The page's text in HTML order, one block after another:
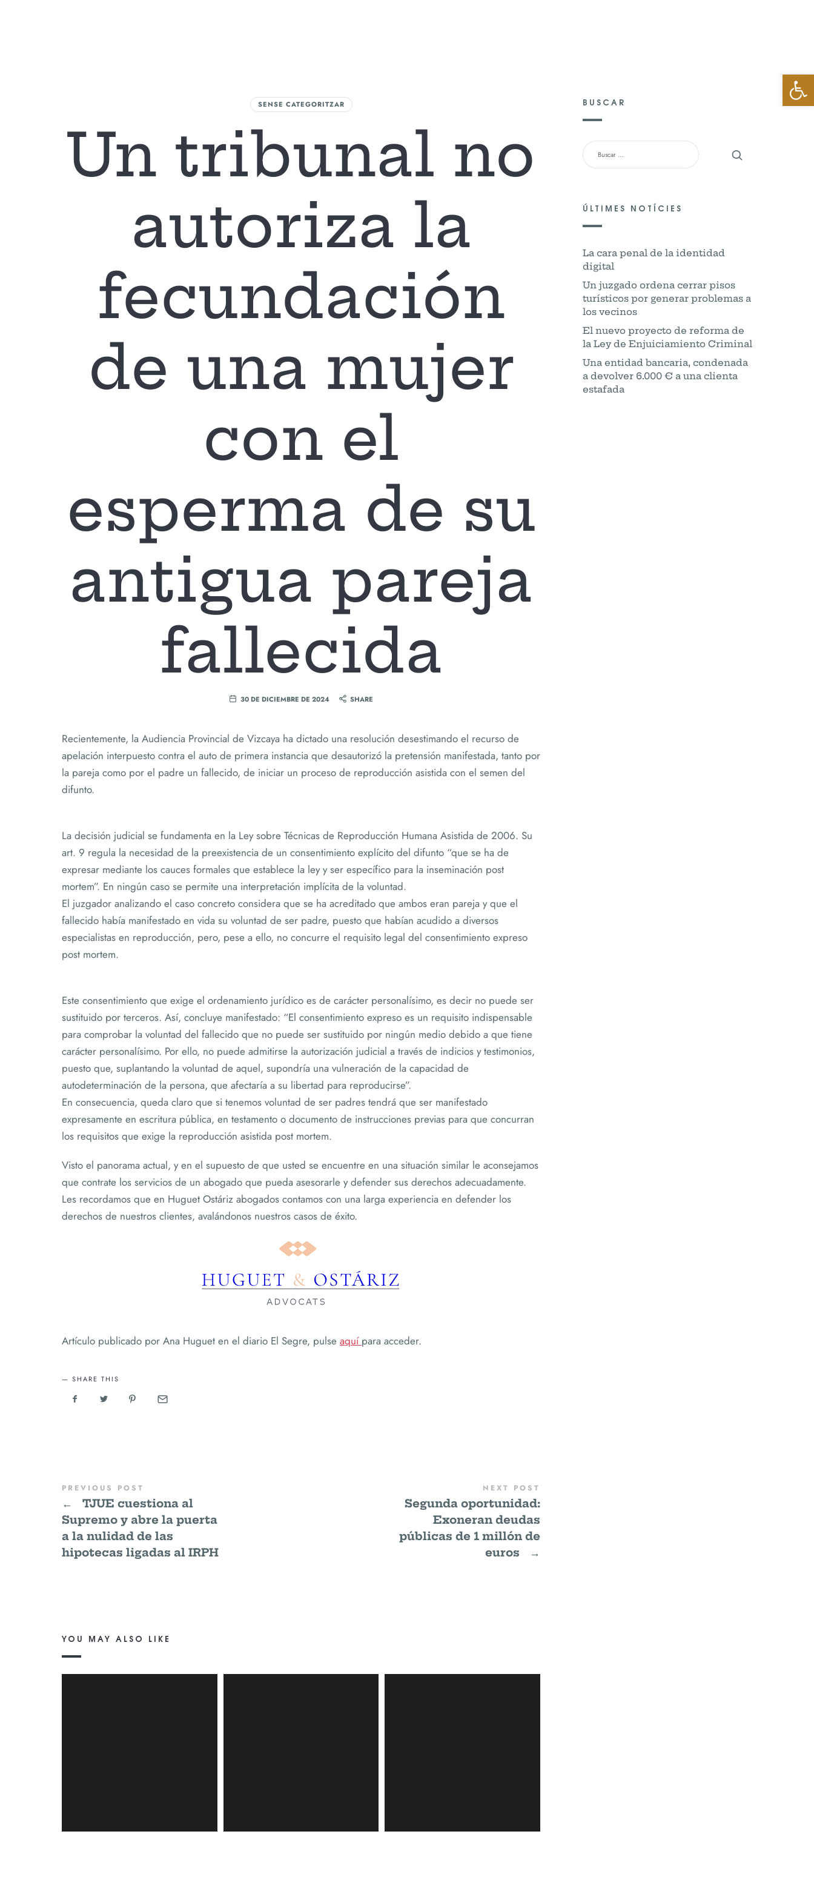
SENSE CATEGORITZAR
Un tribunal no
autoriza la
fecundación
de una mujer
con el
esperma de su
antigua pareja
fallecida
30 DE DICIEMBRE DE 2024 SHARE
Recientemente, la Audiencia Provincial de Vizcaya ha dictado una resolución desestimando el recurso de
apelación interpuesto contra el auto de primera instancia que desautorizó la pretensión manifestada, tanto por
la pareja como por el padre un fallecido, de iniciar un proceso de reproducción asistida con el semen del
difunto.
La decisión judicial se fundamenta en la Ley sobre Técnicas de Reproducción Humana Asistida de 2006. Su
art. 9 regula la necesidad de la preexistencia de un consentimiento explícito del difunto “que se ha de
expresar mediante los cauces formales que establece la ley y ser específico para la inseminación post
mortem”. En ningún caso se permite una interpretación implícita de la voluntad.
El juzgador analizando el caso concreto considera que se ha acreditado que ambos eran pareja y que el
fallecido había manifestado en vida su voluntad de ser padre, puesto que habían acudido a diversos
especialistas en reproducción, pero, pese a ello, no concurre el requisito legal del consentimiento expreso
post mortem.
Este consentimiento que exige el ordenamiento jurídico es de carácter personalísimo, es decir no puede ser
sustituido por terceros. Así, concluye manifestado: “El consentimiento expreso es un requisito indispensable
para comprobar la voluntad del fallecido que no puede ser sustituido por ningún medio debido a que tiene
carácter personalísimo. Por ello, no puede admitirse la autorización judicial a través de indicios y testimonios,
puesto que, suplantando la voluntad de aquel, supondría una vulneración de la capacidad de
autodeterminación de la persona, que afectaría a su libertad para reproducirse”.
En consecuencia, queda claro que si tenemos voluntad de ser padres tendrá que ser manifestado
expresamente en escritura pública, en testamento o documento de instrucciones previas para que concurran
los requisitos que exige la reproducción asistida post mortem.
Visto el panorama actual, y en el supuesto de que usted se encuentre en una situación similar le aconsejamos
que contrate los servicios de un abogado que pueda asesorarle y defender sus derechos adecuadamente.
Les recordamos que en Huguet Ostáriz abogados contamos con una larga experiencia en defender los
derechos de nuestros clientes, avalándonos nuestros casos de éxito.
Artículo publicado por Ana Huguet en el diario El Segre, pulse aquí para acceder.
SHARE THIS
PREVIOUS POST
←
TJUE cuestiona al
Supremo y abre la puerta
a la nulidad de las
hipotecas ligadas al IRPH
NEXT POST
Segunda oportunidad:
Exoneran deudas
públicas de 1 millón de
euros
→
YOU MAY ALSO LIKE
BUSCAR
ÚLTIMES NOTÍCIES
La cara penal de la identidad
digital
Un juzgado ordena cerrar pisos
turísticos por generar problemas a
los vecinos
El nuevo proyecto de reforma de
la Ley de Enjuiciamiento Criminal
Una entidad bancaria, condenada
a devolver 6.000 € a una clienta
estafada
Abrir